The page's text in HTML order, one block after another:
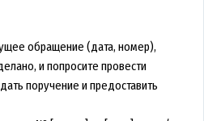
обращение (дата, номер),
и попросите провести
поручение и предоставить